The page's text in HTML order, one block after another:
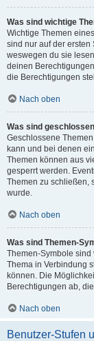
Was sind wichtige
Wichtige Themen
sind nur auf der
weswegen du sie
deinen
die Berechtigungen
Nach oben
Was sind
Geschlossene
kann und bei denen
Themen können aus
gesperrt werden.
Themen zu schließen,
wurde.
Nach oben
Was sind Themen-
Themen-Symbole sind
Thema in Verbindung
können. Die
Berechtigungen ab,
Nach oben
Benutzer-Stufen